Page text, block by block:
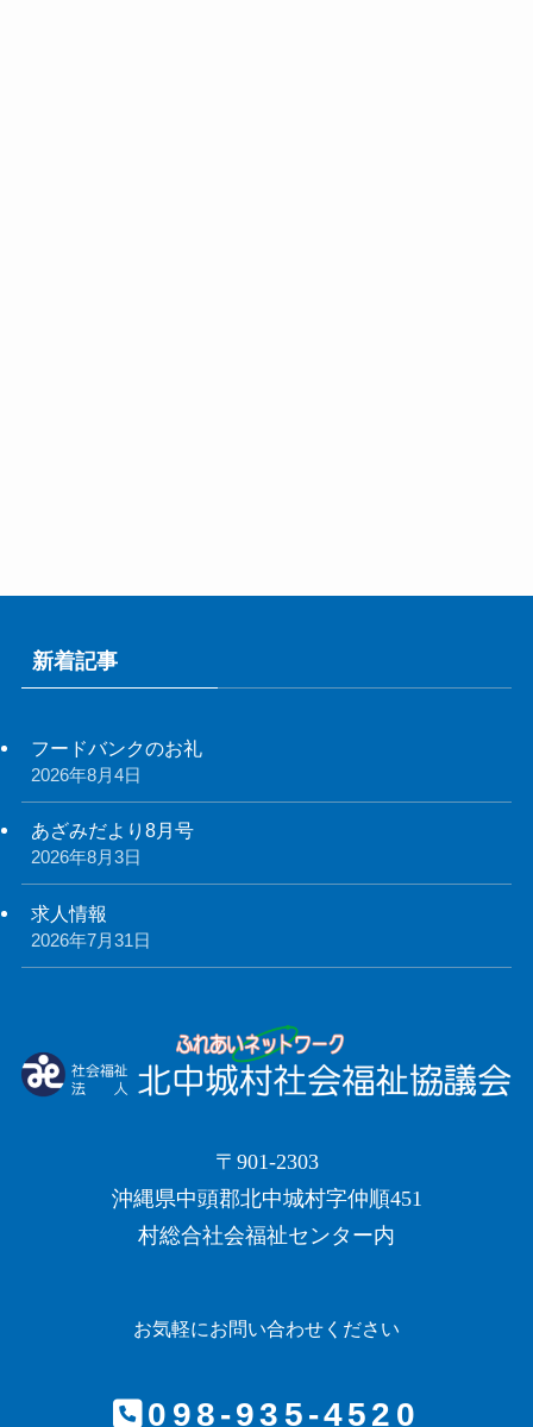
新着記事
フードバンクのお礼
2026年8月4日
あざみだより8月号
2026年8月3日
求人情報
2026年7月31日
〒901-2303
沖縄県中頭郡北中城村字仲順451
村総合社会福祉センター内
お気軽にお問い合わせください
098-935-4520